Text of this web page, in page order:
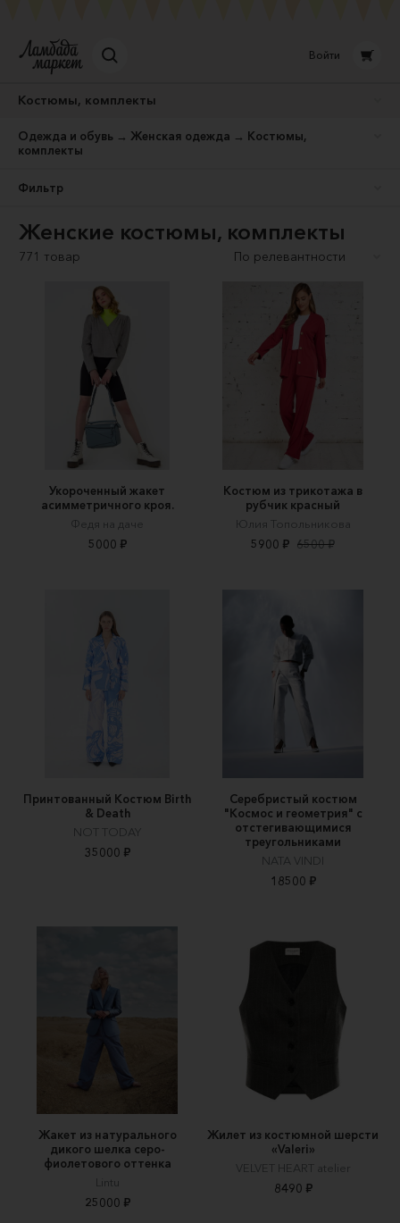
Войти
Костюмы, комплекты
Одежда и обувь → Женская одежда → Костюмы,
комплекты
Фильтр
Женские костюмы, комплекты
771 товар
Укороченный жакет
асимметричного кроя.
Федя на даче
5000 ₽
Костюм из трикотажа в
рубчик красный
Юлия Топольникова
5900 ₽ 6500 ₽
Принтованный Костюм Birth
& Death
NOT TODAY
35000 ₽
Серебристый костюм
"Космос и геометрия" с
отстегивающимися
треугольниками
NATA VINDI
18500 ₽
Жакет из натурального
дикого шелка серо-
фиолетового оттенка
Lintu
25000 ₽
Жилет из костюмной шерсти
«Valeri»
VELVET HEART atelier
8490 ₽